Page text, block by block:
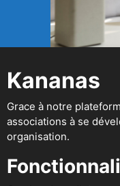
Kananas
Grace à notre
associations à se
organisation.